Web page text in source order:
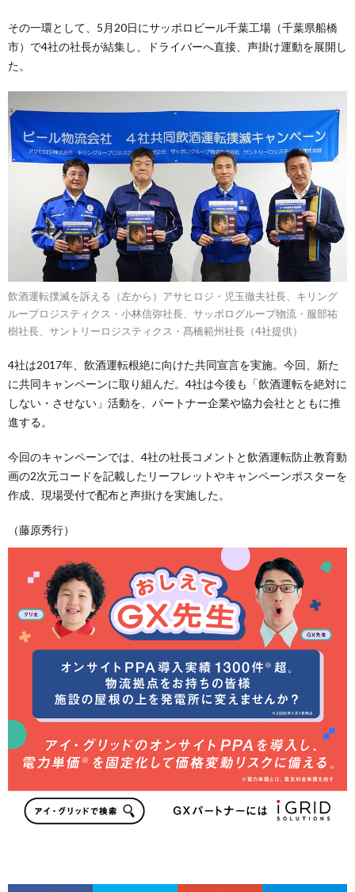
その一環として、5月20日にサッポロビール千葉工場（千葉県船橋
市）で4社の社長が結集し、ドライバーへ直接、声掛け運動を展開し
た。
飲酒運転撲滅を訴える（左から）アサヒロジ・児玉徹夫社長、キリング
ループロジスティクス・小林信弥社長、サッポログループ物流・服部祐
樹社長、サントリーロジスティクス・髙橋範州社長（4社提供）
4社は2017年、飲酒運転根絶に向けた共同宣言を実施。今回、新た
に共同キャンペーンに取り組んだ。4社は今後も「飲酒運転を絶対に
しない・させない」活動を、パートナー企業や協力会社とともに推
進する。
今回のキャンペーンでは、4社の社長コメントと飲酒運転防止教育動
画の2次元コードを記載したリーフレットやキャンペーンポスターを
作成、現場受付で配布と声掛けを実施した。
（藤原秀行）